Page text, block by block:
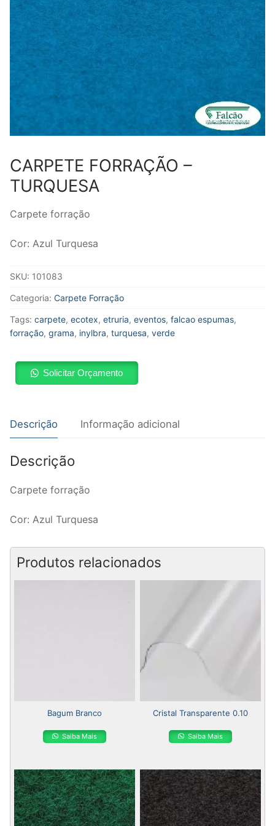
CARPETE FORRAÇÃO –
TURQUESA
Carpete forração
Cor: Azul Turquesa
SKU: 101083
Categoria: Carpete Forração
Tags: carpete, ecotex, etruria, eventos, falcao espumas,
forração, grama, inylbra, turquesa, verde
Solicitar Orçamento
Descrição Informação adicional
Descrição
Carpete forração
Cor: Azul Turquesa
Produtos relacionados
Bagum Branco
Saiba Mais
Cristal Transparente 0.10
Saiba Mais